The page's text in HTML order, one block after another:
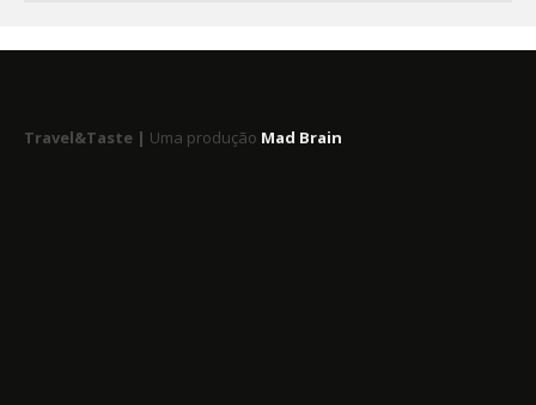
Travel&Taste | Uma produção Mad Brain